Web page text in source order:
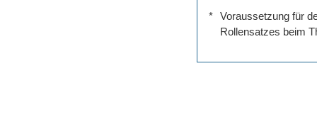
*
Voraussetzung für
Rollensatzes beim